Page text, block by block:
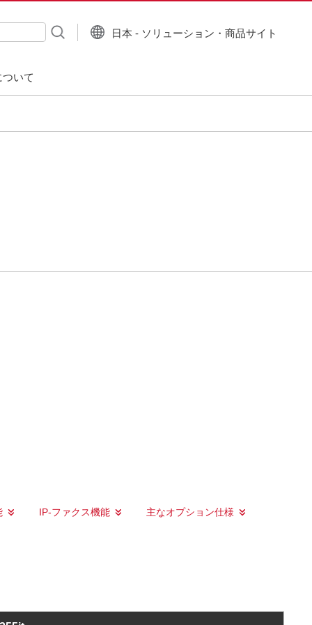
いて
日本 - ソリューション・商品サイト
IP-ファクス機能 主なオプション仕様